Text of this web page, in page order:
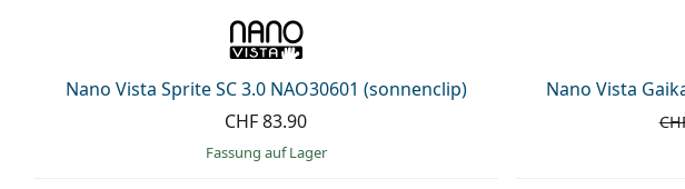
Nano Vista Sprite SC 3.0 NAO30601 (sonnenclip)
CHF 83.90
Fassung auf Lager
Nano Vista